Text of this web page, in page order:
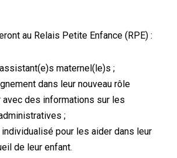
au Relais Petite Enfance (RPE) :
maternel(le)s ;
dans leur nouveau rôle
avec des informations sur les
;
pour les aider dans leur
de leur enfant.